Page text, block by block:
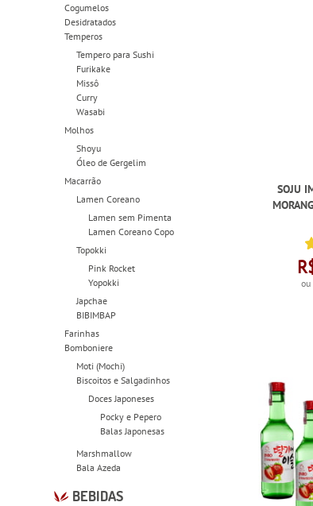
Cogumelos
Desidratados
Temperos
Tempero para Sushi
Furikake
Missô
Curry
Wasabi
Molhos
Shoyu
Óleo de Gergelim
Macarrão
Lamen Coreano
Lamen sem Pimenta
Lamen Coreano Copo
Topokki
Pink Rocket
Yopokki
Japchae
BIBIMBAP
Farinhas
Bomboniere
Moti (Mochi)
Biscoitos e Salgadinhos
Doces Japoneses
Pocky e Pepero
Balas Japonesas
Marshmallow
Bala Azeda
BEBIDAS
SOJU
ou